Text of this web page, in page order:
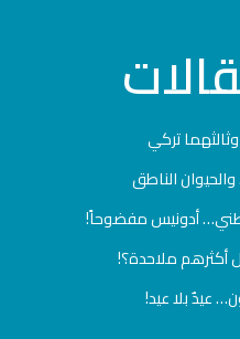
تركي
الناطق
أدونيس مفضوحاً!
أكثرهم ملاحدة؟!
عيدٌ بلا عيد!